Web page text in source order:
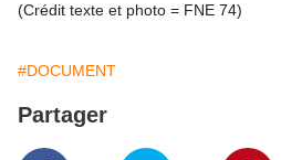
(Crédit texte et photo = FNE 74)
#DOCUMENT
Partager